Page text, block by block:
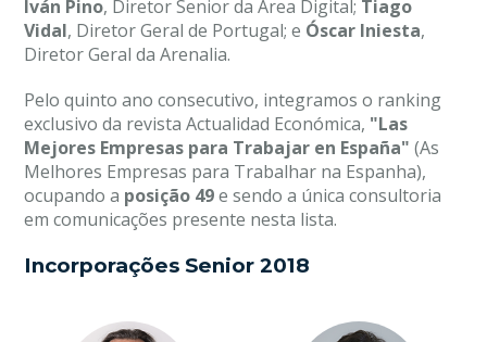
Iván Pino, Diretor Senior da Área Digital; Tiago
Vidal, Diretor Geral de Portugal; e Óscar Iniesta,
Diretor Geral da Arenalia.
Pelo quinto ano consecutivo, integramos o ranking
exclusivo da revista Actualidad Económica, "Las
Mejores Empresas para Trabajar en España" (As
Melhores Empresas para Trabalhar na Espanha),
ocupando a posição 49e sendo a única consultoria
em comunicações presente nesta lista.
Incorporações Senior 2018